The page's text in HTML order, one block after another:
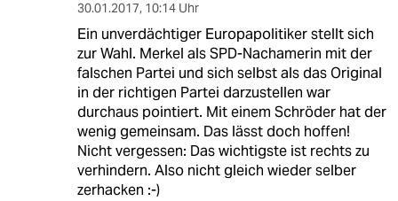
30.01.2017, 10:14 Uhr
Ein unverdächtiger Europapolitiker stellt sich
zur Wahl. Merkel als SPD-Nachamerin mit der
falschen Partei und sich selbst als das Original
in der richtigen Partei darzustellen war
durchaus pointiert. Mit einem Schröder hat der
wenig gemeinsam. Das lässt doch hoffen!
Nicht vergessen: Das wichtigste ist rechts zu
verhindern. Also nicht gleich wieder selber
zerhacken :-)